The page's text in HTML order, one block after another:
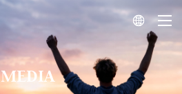

MEDIA